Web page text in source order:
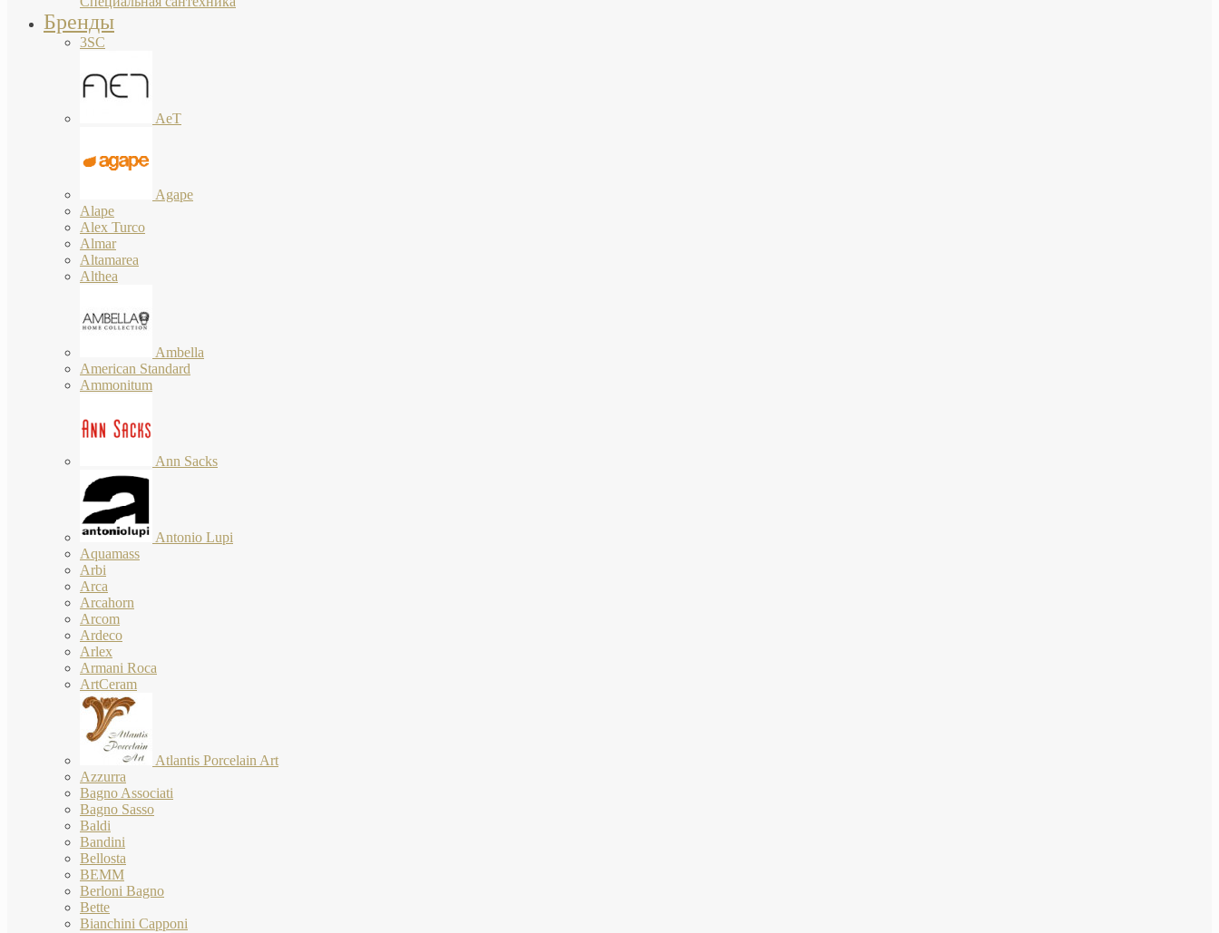
Бренды
3SC
AeT
Agape
Alape
Alex Turco
Almar
Altamarea
Althea
Ambella
American Standard
Ammonitum
Ann Sacks
Antonio Lupi
Aquamass
Arbi
Arca
Arcahorn
Arcom
Ardeco
Arlex
Armani Roca
ArtCeram
Atlantis Porcelain Art
Azzurra
Bagno Associati
Bagno Sasso
Baldi
Bandini
Bellosta
BEMM
Berloni Bagno
Bette
Bianchini Capponi